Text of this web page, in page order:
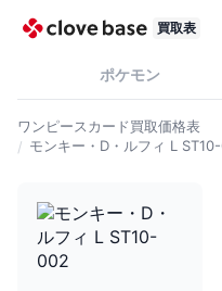
買取表
ポケモン
ワンピースカード買取価格表
モンキー・D・ルフィ L